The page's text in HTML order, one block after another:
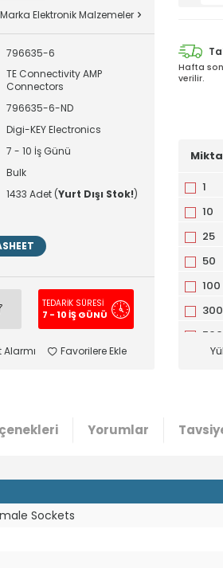
Elektronik Malzemeler
796635-6
TE Connectivity AMP
Connectors
796635-6-ND
Digi-KEY Electronics
7 - 10 İş Günü
Bulk
1433 Adet (Yurt Dışı Stok!)
TEDARİK SÜRESİ
7 - 10 İŞ GÜNÜ
Alarmı Favorilere Ekle
Hafta
verilir.
1
10
25
50
100
300
500
Yorumlar
Sockets